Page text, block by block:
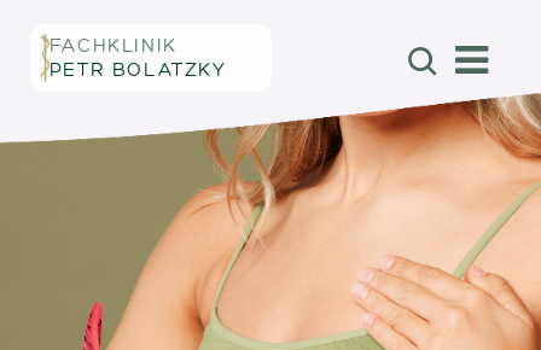
FACHKLINIK
PETR BOLATZKY